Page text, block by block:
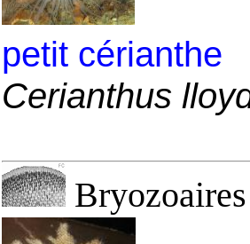
petit cérianthe
Cerianthus
Bryozoaires